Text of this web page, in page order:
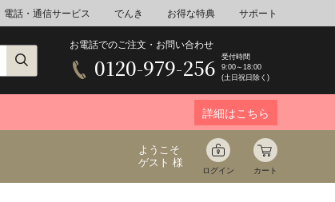
電話・通信サービス でんき お得な特典 サポート
お電話でのご注文・お問い合わせ
0120-979-256
受付時間
9:00～18:00
(土日祝日除く)
詳細はこちら
ようこそ
ゲスト 様
ログイン カート